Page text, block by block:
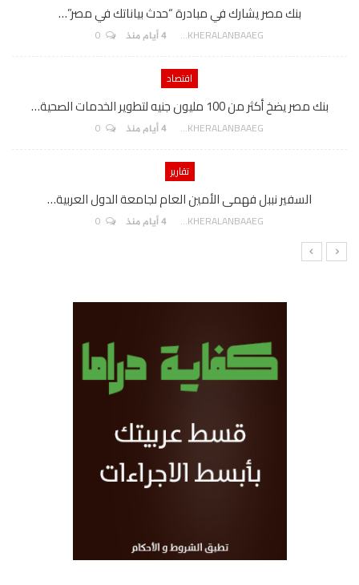
بنك مصر يشارك في مبادرة “حدث بياناتك في مصر”…
AKHERALANBAAEG 4 أيام منذ
اقتصاد
بنك مصر يضخ أكثر من 100 مليون جنيه لتطوير الخدمات الصحية…
AKHERALANBAAEG 4 أيام منذ
تقارير
السفير نببل فهمى الأمين العام لجامعة الدول العربية…
AKHERALANBAAEG 4 أيام منذ